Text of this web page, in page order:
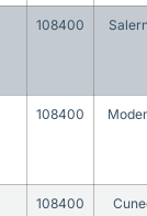
108400
108400
108400